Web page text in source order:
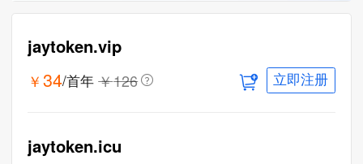
jaytoken.vip
￥ 34/首年 ￥126 立即注册
jaytoken.icu